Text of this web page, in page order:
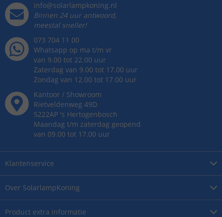
Over SolarlampKoning
Product extra informatie
Klantenservice
info@solarlampkoning.nl
Binnen 24 uur antwoord,
meestal sneller!
073 704 11 00
Whatsapp op ma t/m vr
van 9.00 tot 22.00 uur
Zaterdag van 9.00 tot 17.00 uur
Zondag van 12.00 tot 17.00 uur
Kantoor / Showroom
Rietveldenweg 49D
5222AP 's Hertogenbosch
Maandag t/m zaterdag geopend
van 09.00 tot 17.00 uur